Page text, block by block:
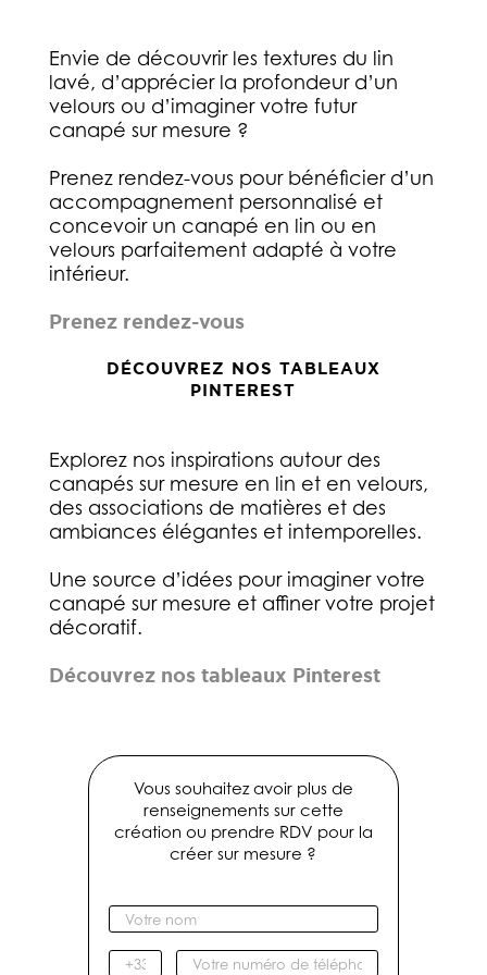
Envie de découvrir les textures du lin
lavé, d’apprécier la profondeur d’un
velours ou d’imaginer votre futur
canapé sur mesure ?
Prenez rendez-vous pour bénéficier d’un
accompagnement personnalisé et
concevoir un canapé en lin ou en
velours parfaitement adapté à votre
intérieur.
Prenez rendez-vous
DÉCOUVREZ NOS TABLEAUX
PINTEREST
Explorez nos inspirations autour des
canapés sur mesure en lin et en velours,
des associations de matières et des
ambiances élégantes et intemporelles.
Une source d’idées pour imaginer votre
canapé sur mesure et affiner votre projet
décoratif.
Découvrez nos tableaux Pinterest
Vous souhaitez avoir plus de
renseignements sur cette
création ou prendre RDV pour la
créer sur mesure ?
V
o
tI
V